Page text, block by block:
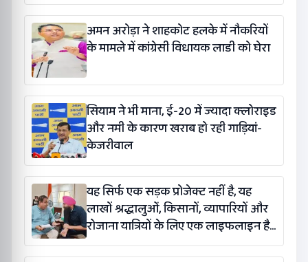
अमन अरोड़ा ने शाहकोट हलके में नौकरियों
के मामले में कांग्रेसी विधायक लाडी को घेरा
सियाम ने भी माना, ई-20 में ज्यादा क्लोराइड
और नमी के कारण खराब हो रही गाड़ियां-
केजरीवाल
यह सिर्फ एक सड़क प्रोजेक्ट नहीं है, यह
लाखों श्रद्धालुओं, किसानों, व्यापारियों और
रोजाना यात्रियों के लिए एक लाइफलाइन है:
कंग